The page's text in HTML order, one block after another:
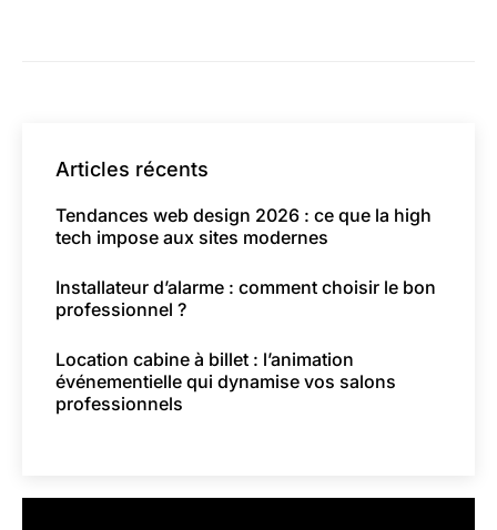
Articles récents
Tendances web design 2026 : ce que la high
tech impose aux sites modernes
Installateur d’alarme : comment choisir le bon
professionnel ?
Location cabine à billet : l’animation
événementielle qui dynamise vos salons
professionnels